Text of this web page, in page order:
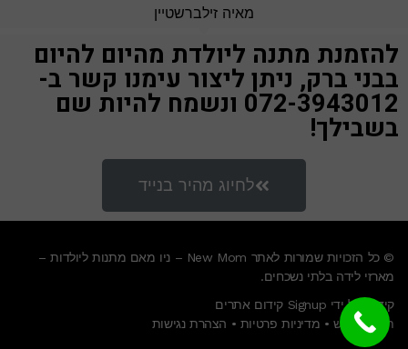
מאיה זילברשטיין
להזמנת מתנה ליולדת מהיום להיום
בבני ברק, ניתן ליצור עימנו קשר ב-
072-3943012 ונשמח להיות שם
בשבילך!
לחיוג מהיר בנייד
© כל הזכויות שמורות לאתר New Mom – ניו מאם מתנות ליולדות –
מארזי לידה בלתי נשכחים.
קידום על ידי Signup קידום אתרים
תנאי שימוש • מדיניות פרטיות • הצהרת נגישות